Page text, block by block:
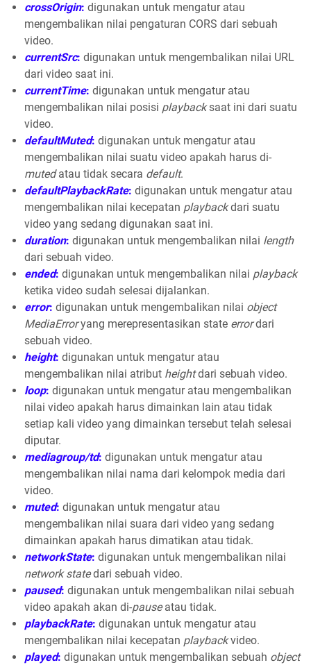
crossOrigin: digunakan untuk mengatur atau
mengembalikan nilai pengaturan CORS dari sebuah
video.
currentSrc: digunakan untuk mengembalikan nilai URL
dari video saat ini.
currentTime: digunakan untuk mengatur atau
mengembalikan nilai posisi playbacksaat ini dari suatu
video.
defaultMuted: digunakan untuk mengatur atau
mengembalikan nilai suatu video apakah harus di-
mutedatau tidak secara default.
defaultPlaybackRate: digunakan untuk mengatur atau
mengembalikan nilai kecepatan playbackdari suatu
video yang sedang digunakan saat ini.
duration: digunakan untuk mengembalikan nilai length
dari sebuah video.
ended: digunakan untuk mengembalikan nilai playback
ketika video sudah selesai dijalankan.
error: digunakan untuk mengembalikan nilai object
MediaErroryang merepresentasikan state errordari
sebuah video.
height: digunakan untuk mengatur atau
mengembalikan nilai atribut heightdari sebuah video.
loop: digunakan untuk mengatur atau mengembalikan
nilai video apakah harus dimainkan lain atau tidak
setiap kali video yang dimainkan tersebut telah selesai
diputar.
mediagroup/td: digunakan untuk mengatur atau
mengembalikan nilai nama dari kelompok media dari
video.
muted: digunakan untuk mengatur atau
mengembalikan nilai suara dari video yang sedang
dimainkan apakah harus dimatikan atau tidak.
networkState: digunakan untuk mengembalikan nilai
network statedari sebuah video.
paused: digunakan untuk mengembalikan nilai sebuah
video apakah akan di-pauseatau tidak.
playbackRate: digunakan untuk mengatur atau
mengembalikan nilai kecepatan playbackvideo.
played: digunakan untuk mengembalikan sebuah object